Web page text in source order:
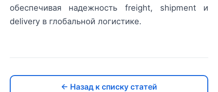
обеспечивая надежность freight, shipment и
delivery в глобальной логистике.
← Назад к списку статей